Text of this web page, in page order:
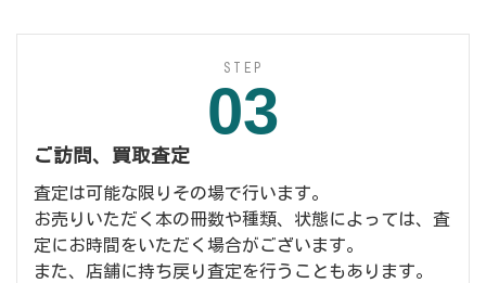
STEP
03
ご訪問、買取査定
査定は可能な限りその場で行います。
お売りいただく本の冊数や種類、状態によっては、査
定にお時間をいただく場合がございます。
また、店舗に持ち戻り査定を行うこともあります。